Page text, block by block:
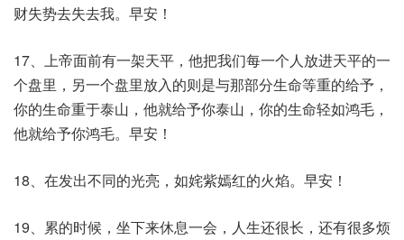
财失势去失去我。早安！
17、上帝面前有一架天平，他把我们每一个人放进天平的一
个盘里，另一个盘里放入的则是与那部分生命等重的给予，
你的生命重于泰山，他就给予你泰山，你的生命轻如鸿毛，
他就给予你鸿毛。早安！
18、在发出不同的光亮，如姹紫嫣红的火焰。早安！
19、累的时候，坐下来休息一会，人生还很长，还有很多烦